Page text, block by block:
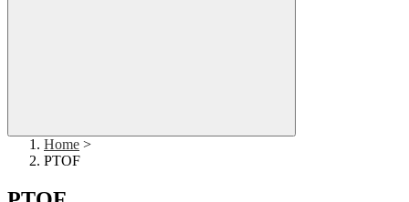
Home >
PTOF